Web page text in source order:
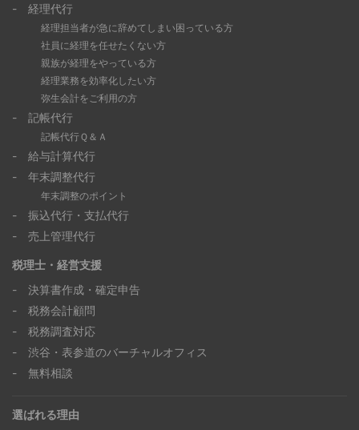
- 経理代行
経理担当者が急に辞めてしまい困っている方
社員に経理を任せたくない方
親族が経理をやっている方
経理業務を効率化したい方
弥生会計をご利用の方
- 記帳代行
記帳代行Ｑ＆Ａ
- 給与計算代行
- 年末調整代行
年末調整のポイント
- 振込代行・支払代行
- 売上管理代行
税理士・経営支援
- 決算書作成・確定申告
- 税務会計顧問
- 税務調査対応
- 渋谷・表参道のバーチャルオフィス
- 無料相談
選ばれる理由